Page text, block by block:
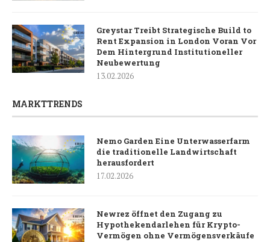
Greystar Treibt Strategische Build to
Rent Expansion in London Voran Vor
Dem Hintergrund Institutioneller
Neubewertung
13.02.2026
MARKTTRENDS
Nemo Garden Eine Unterwasserfarm
die traditionelle Landwirtschaft
herausfordert
17.02.2026
Newrez öffnet den Zugang zu
Hypothekendarlehen für Krypto-
Vermögen ohne Vermögensverkäufe